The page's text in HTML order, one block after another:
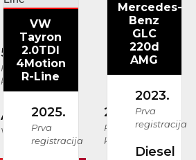
51.828 km
Prijeđeni
kilometri
Automatski
Vrsta mjenjača
VW
Tayron
2.0TDI
4Motion
R-Line
2025.
Prva
registracija
26.108 km
Prijeđeni
kilometri
Mercedes-
Benz
GLC
220d
AMG
2023.
Prva
registracija
Diesel